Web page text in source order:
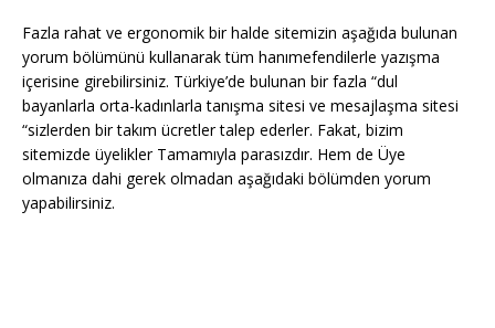
Fazla rahat ve ergonomik bir halde sitemizin aşağıda bulunan
yorum bölümünü kullanarak tüm hanımefendilerle yazışma
içerisine girebilirsiniz. Türkiye’de bulunan bir fazla “dul
bayanlarla orta-kadınlarla tanışma sitesi ve mesajlaşma sitesi
“sizlerden bir takım ücretler talep ederler. Fakat, bizim
sitemizde üyelikler Tamamıyla parasızdır. Hem de Üye
olmanıza dahi gerek olmadan aşağıdaki bölümden yorum
yapabilirsiniz.